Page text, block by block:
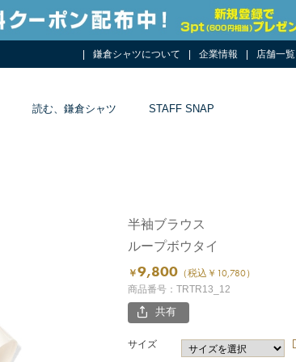
鎌倉シャツについて 企業情報 店舗一覧
読む、鎌倉シャツ STAFF SNAP
半袖ブラウス
ループボウタイ
￥9,800 （税込￥10,780）
商品番号：TRTR13_12
共有
サイズ